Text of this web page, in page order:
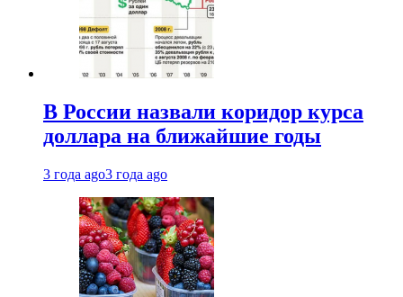
В России назвали коридор курса
доллара на ближайшие годы
3 года ago3 года ago